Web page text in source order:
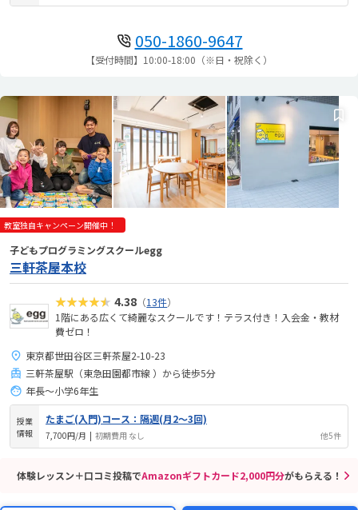
050-1860-9647
【受付時間】10:00-18:00（※日・祝除く）
教室独自キャンペーン開催中！
子どもプログラミングスクールegg
三軒茶屋本校
★★★★★ 4.38 （13件）
1階にある広くて綺麗なスクールです！テラス付き！入会金・教材
費ゼロ！
東京都世田谷区三軒茶屋2-10-23
三軒茶屋駅（東急田園都市線 ）から徒歩5分
年長～小学6年生
授業
情報
たまご(入門)コース：隔週(月2～3回)
7,700円/月 | 初期費用 なし 他5件
体験レッスン＋口コミ投稿でAmazonギフトカード2,000円分がもらえる！